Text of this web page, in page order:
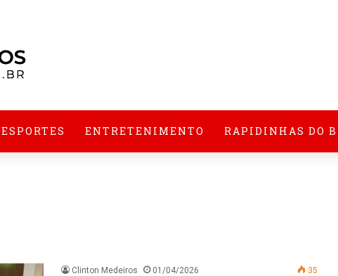
ESPORTES ENTRETENIMENTO RAPIDINHAS DO
Clinton Medeiros 01/04/2026 35